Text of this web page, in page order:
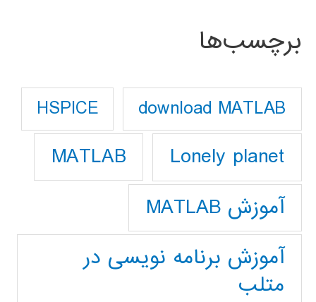
برچسب‌ها
download MATLAB
HSPICE
Lonely planet
MATLAB
آموزش MATLAB
آموزش برنامه نویسی در
متلب